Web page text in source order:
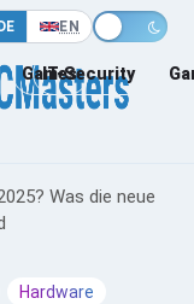
EN
Games
IT-Security
Was die neue
Hardware